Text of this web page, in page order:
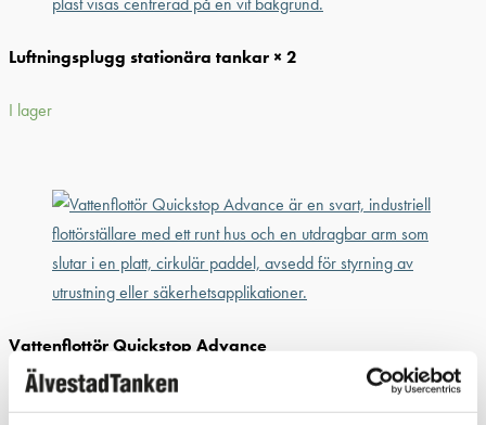
Luftningsplugg stationära tankar × 2
I lager
Vattenflottör Quickstop Advance
Dimension1 1/2"